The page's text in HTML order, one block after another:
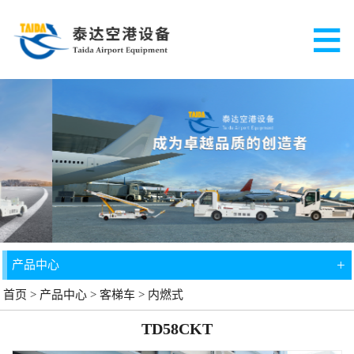
产品中心 +
首页 > 产品中心 >客梯车 > 内燃式
TD58CKT